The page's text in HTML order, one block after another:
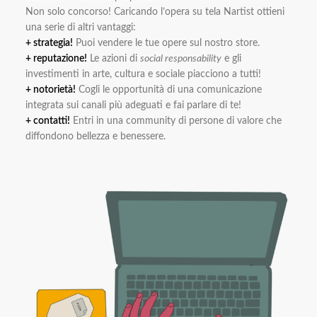
Non solo concorso! Caricando l’opera su tela Nartist ottieni
una serie di altri vantaggi:
+ strategia! Puoi vendere le tue opere sul nostro store.
+ reputazione! Le azioni di social responsabilitye gli
investimenti in arte, cultura e sociale piacciono a tutti!
+ notorietà! Cogli le opportunità di una comunicazione
integrata sui canali più adeguati e fai parlare di te!
+ contatti! Entri in una community di persone di valore che
diffondono bellezza e benessere.